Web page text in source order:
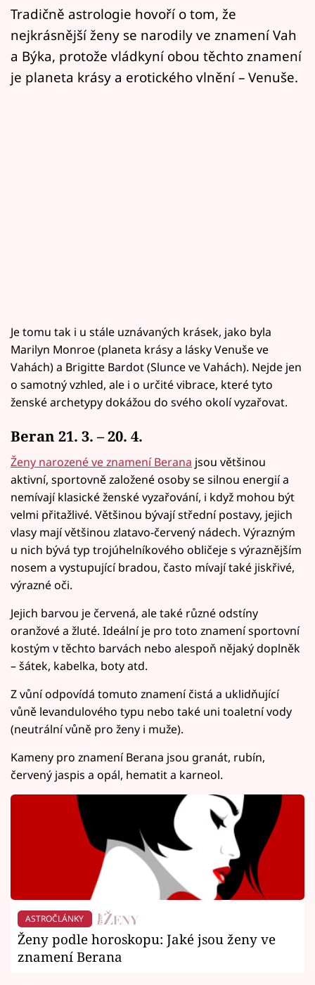
Mámy sobě
Přihlášení
Tradičně astrologie hovoří o tom, že
nejkrásnější ženy se narodily ve znamení Vah
a Býka, protože vládkyní obou těchto znamení
je planeta krásy a erotického vlnění – Venuše.
Je tomu tak i u stále uznávaných krásek, jako byla
Marilyn Monroe (planeta krásy a lásky Venuše ve
Vahách) a Brigitte Bardot (Slunce ve Vahách). Nejde jen
o samotný vzhled, ale i o určité vibrace, které tyto
ženské archetypy dokážou do svého okolí vyzařovat.
Beran 21. 3. – 20. 4.
Ženy narozené ve znamení Berana jsou většinou
aktivní, sportovně založené osoby se silnou energií a
nemívají klasické ženské vyzařování, i když mohou být
velmi přitažlivé. Většinou bývají střední postavy, jejich
vlasy mají většinou zlatavo-červený nádech. Výrazným
u nich bývá typ trojúhelníkového obličeje s výraznějším
nosem a vystupující bradou, často mívají také jiskřivé,
výrazné oči.
Jejich barvou je červená, ale také různé odstíny
oranžové a žluté. Ideální je pro toto znamení sportovní
kostým v těchto barvách nebo alespoň nějaký doplněk
– šátek, kabelka, boty atd.
Z vůní odpovídá tomuto znamení čistá a uklidňující
vůně levandulového typu nebo také uni toaletní vody
(neutrální vůně pro ženy i muže).
Kameny pro znamení Berana jsou granát, rubín,
červený jaspis a opál, hematit a karneol.
ASTROČLÁNKY
Ženy podle horoskopu: Jaké jsou ženy ve
znamení Berana